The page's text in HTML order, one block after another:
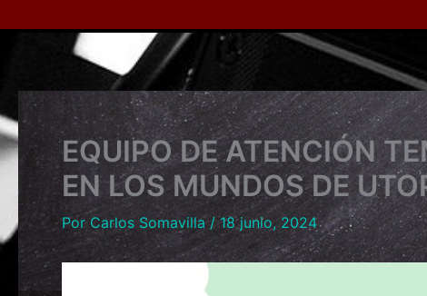
EQUIPO DE ATENCIÓN
EN LOS MUNDOS DE
Por Carlos Somavilla/18 junio, 2024